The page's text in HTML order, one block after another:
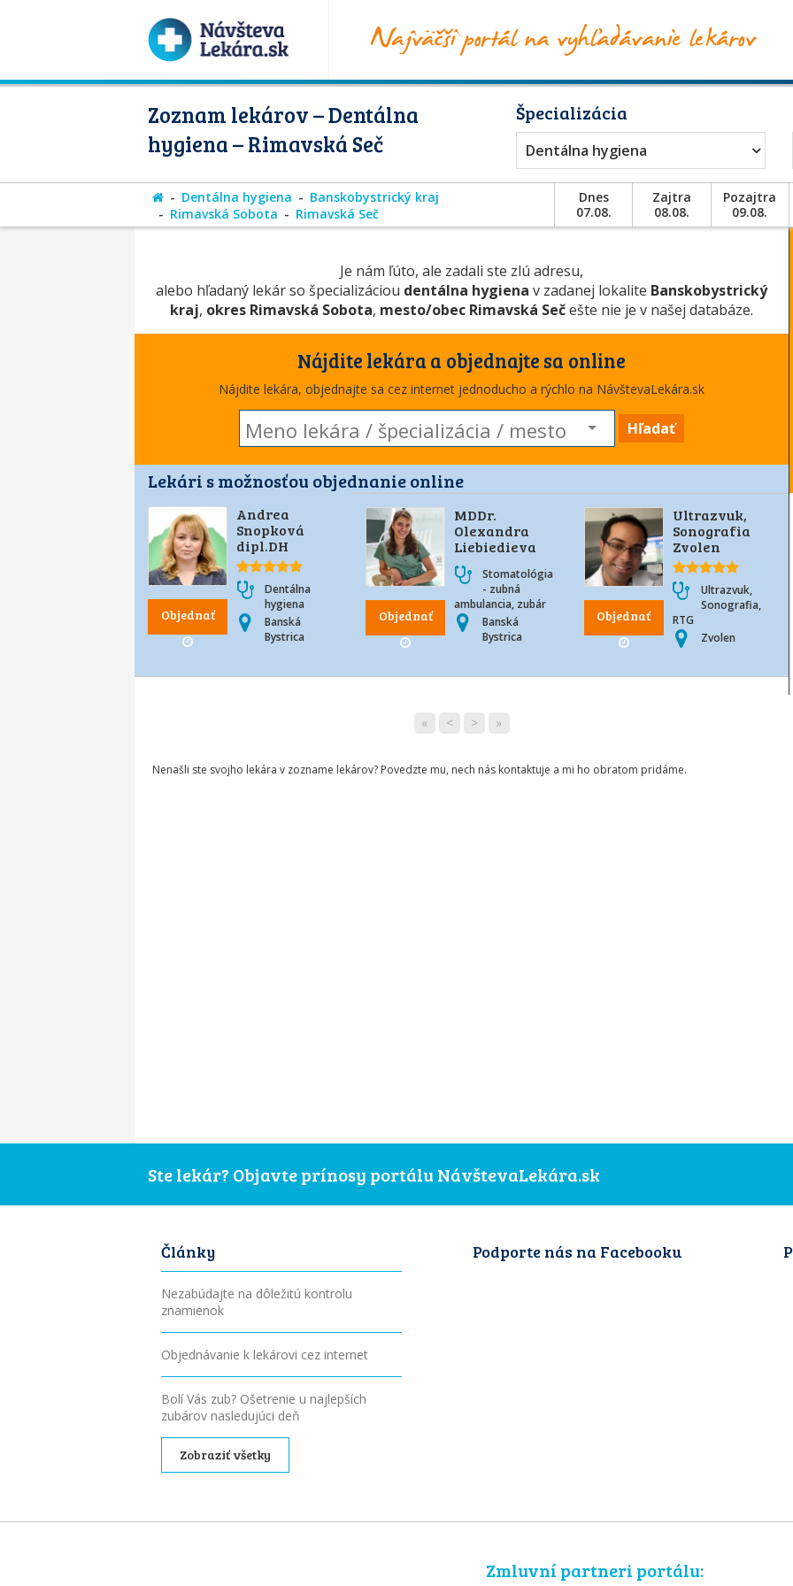
Zoznam lekárov – Dentálna
hygiena – Rimavská Seč
Špecializácia
Dentálna hygiena
Dentálna hygiena
Banskobystrický kraj
Rimavská Sobota
Rimavská Seč
Dnes
07.08.
Zajtra
08.08.
Pozajtra
09.08.
Je nám ľúto, ale zadali ste zlú adresu,
alebo hľadaný lekár so špecializáciou dentálna hygiena v zadanej lokalite Banskobystrický
kraj, okres Rimavská Sobota, mesto/obec Rimavská Sečešte nie je v našej databáze.
Nájdite lekára a objednajte sa online
Nájdite lekára, objednajte sa cez internet jednoducho a rýchlo na NávštevaLekára.sk
Hľadať
Lekári s možnosťou objednanie online
Objednať
Andrea
Snopková
dipl.DH
Dentálna
hygiena
Banská
Bystrica
Objednať
MDDr.
Olexandra
Liebiedieva
Stomatológia
- zubná
ambulancia, zubár
Banská
Bystrica
Objednať
Ultrazvuk,
Sonografia
Zvolen
Ultrazvuk,
Sonografia,
RTG
Zvolen
« < > »
Nenašli ste svojho lekára v zozname lekárov? Povedzte mu, nech nás kontaktuje a mi ho obratom pridáme.
Ste lekár? Objavte prínosy portálu NávštevaLekára.sk
Články
Nezabúdajte na dôležitú kontrolu
znamienok
Objednávanie k lekárovi cez internet
Bolí Vás zub? Ošetrenie u najlepších
zubárov nasledujúci deň
Zobraziť všetky
Podporte nás na Facebooku
Zmluvní partneri portálu: